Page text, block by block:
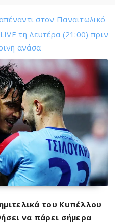
στoν Παναιτωλικό
τη Δευτέρα (21:00) πριν
ανάσα
του Κυπέλλου
να πάρει σήμερα